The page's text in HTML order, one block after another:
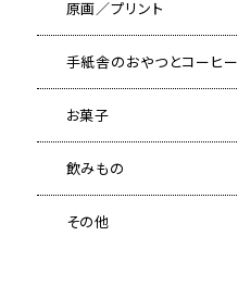
原画／プリント
手紙舎のおやつとコーヒー
お菓子
飲みもの
その他